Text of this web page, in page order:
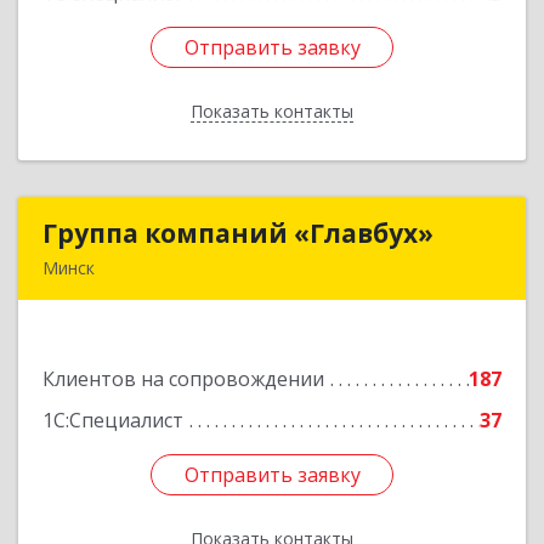
Отправить заявку
Показать контакты
Отправить заявку
Назад
Группа компаний «Главбух»
Минск
Клиентов на сопровождении
187
1С:Специалист
37
Отправить заявку
Показать контакты
Группа компаний «Главбух»
Отправить заявку
Назад